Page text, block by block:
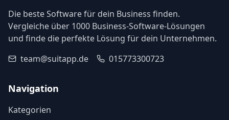
Die beste Software für dein Business finden.
Vergleiche über 1000 Business-Software-Lösungen
und finde die perfekte Lösung für dein Unternehmen.
team@suitapp.de
015773300723
Navigation
Kategorien